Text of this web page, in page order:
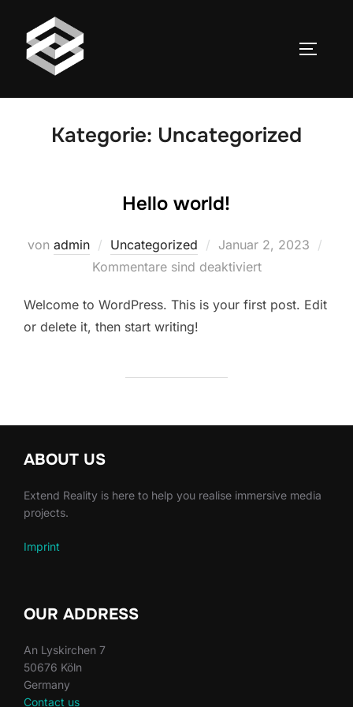
Inhalt
springen
Kategorie: Uncategorized
Hello world!
von admin Uncategorized
Veröffentlicht
am
Januar 2, 2023
Kommentare sind deaktiviert
Welcome to WordPress. This is your first post. Edit
or delete it, then start writing!
ABOUT US
Extend Reality is here to help you realise immersive media
projects.
Imprint
OUR ADDRESS
An Lyskirchen 7
50676 Köln
Germany
Contact us